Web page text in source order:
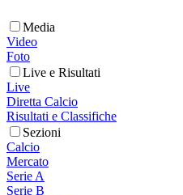
Media
Video
Foto
Live e Risultati
Live
Diretta Calcio
Risultati e Classifiche
Sezioni
Calcio
Mercato
Serie A
Serie B